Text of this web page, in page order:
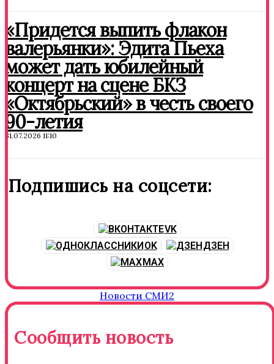
«Придется выпить флакон
валерьянки»: Эдита Пьеха
может дать юбилейный
концерт на сцене БКЗ
«Октябрьский» в честь своего
90-летия
31.07.2026 11:10
Подпишись на соцсети:
VK
OK
ДЗЕН
MAX
Новости СМИ2
Сообщить новость